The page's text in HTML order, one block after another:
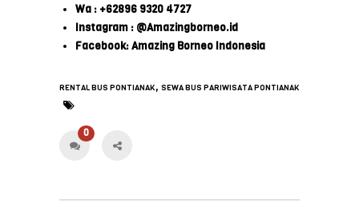
Wa : +62896 9320 4727
Instagram : @Amazingborneo.id
Facebook: Amazing Borneo Indonesia
RENTAL BUS PONTIANAK, SEWA BUS PARIWISATA PONTIANAK
0